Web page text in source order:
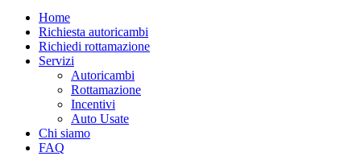
Home
Richiesta autoricambi
Richiedi rottamazione
Servizi
Autoricambi
Rottamazione
Incentivi
Auto Usate
Chi siamo
FAQ